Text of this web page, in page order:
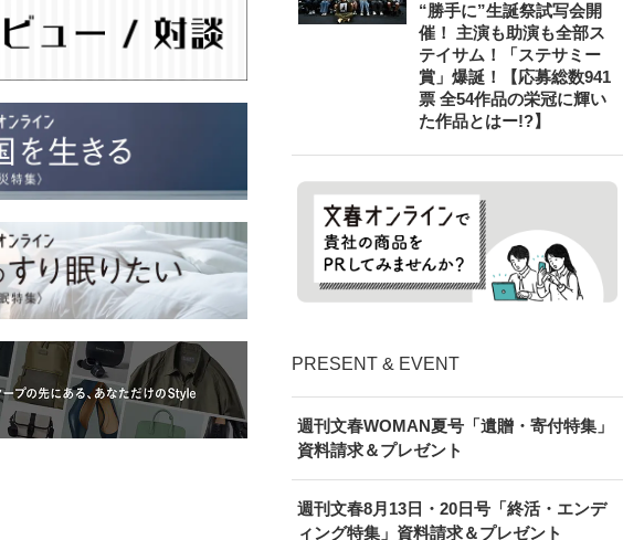
“勝手に”生誕祭試写会開
催！ 主演も助演も全部ス
テイサム！「ステサミー
賞」爆誕！【応募総数941
票 全54作品の栄冠に輝い
た作品とはー!?】
PRESENT & EVENT
週刊文春WOMAN夏号「遺贈・寄付特集」
資料請求＆プレゼント
週刊文春8月13日・20日号「終活・エンデ
ィング特集」資料請求＆プレゼント